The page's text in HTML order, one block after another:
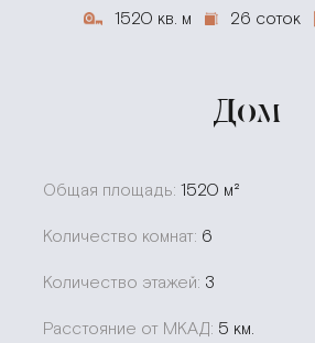
1520 кв. м 26 соток
Дом
Общая площадь: 1520 м²
Количество комнат: 6
Количество этажей: 3
Расстояние от МКАД: 5 км.